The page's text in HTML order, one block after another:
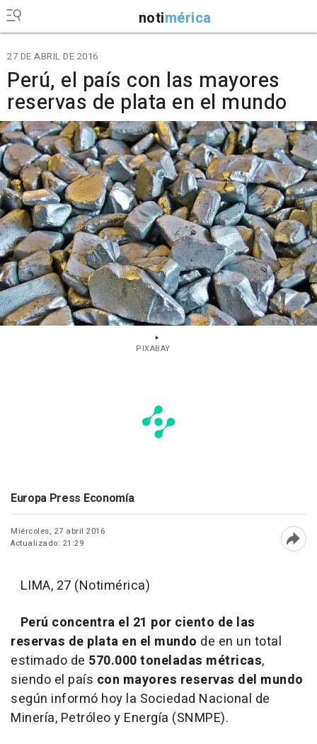
notimérica
27 DE ABRIL DE 2016
Perú, el país con las mayores
reservas de plata en el mundo
PIXABAY
Europa Press Economía
Miércoles, 27 abril 2016
Actualizado: 21:29
LIMA, 27 (Notimérica)
Perú concentra el 21 por ciento de las
reservas de plata en el mundo de en un total
estimado de 570.000 toneladas métricas,
siendo el país con mayores reservas del mundo
según informó hoy la Sociedad Nacional de
Minería, Petróleo y Energía (SNMPE).